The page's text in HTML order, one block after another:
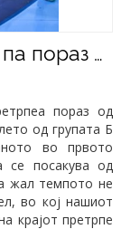
Едно добро полувреме, па пораз од Алкалоид
пораз од
од групата Б
во првото
се посакува од
жал темпото не
во кој нашиот
крајот претрпе